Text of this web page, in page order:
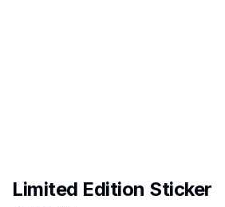
Limited Edition Sticker